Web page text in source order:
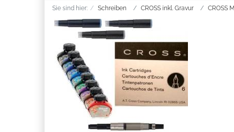
Sie sind hier: Schreiben CROSS inkl. Gravur CROSS